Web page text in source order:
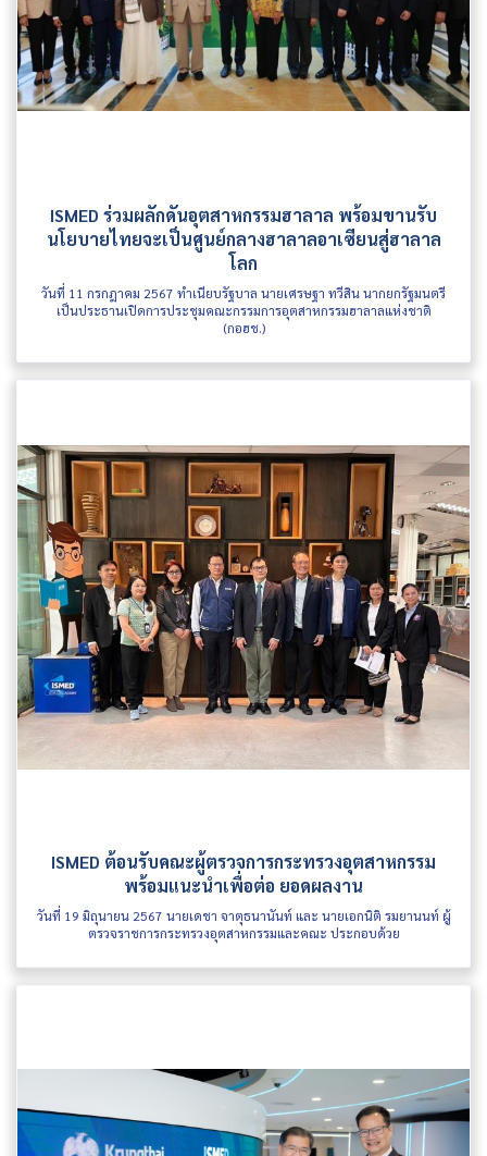
ISMED ร่วมผลักดันอุตสาหกรรมฮาลาล พร้อมขานรับ
นโยบายไทยจะเป็นศูนย์กลางฮาลาลอาเซียนสู่ฮาลาล
โลก
วันที่ 11 กรกฎาคม 2567 ทำเนียบรัฐบาล นายเศรษฐา ทวีสิน นากยกรัฐมนตรี
เป็นประธานเปิดการประชุมคณะกรรมการอุตสาหกรรมฮาลาลแห่งชาติ
(กอฮช.)
ISMED ต้อนรับคณะผู้ตรวจการกระทรวงอุตสาหกรรม
พร้อมแนะนำเพื่อต่อ ยอดผลงาน
วันที่ 19 มิถุนายน 2567 นายเดชา จาตุธนานันท์ และ นายเอกนิติ รมยานนท์ ผู้
ตรวจราชการกระทรวงอุตสาหกรรมและคณะ ประกอบด้วย